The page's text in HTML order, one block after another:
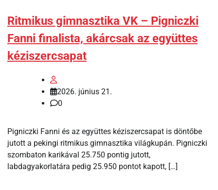
Ritmikus gimnasztika VK – Pigniczki
Fanni finalista, akárcsak az együttes
kéziszercsapat
2026. június 21.
0
Pigniczki Fanni és az együttes kéziszercsapat is döntőbe
jutott a pekingi ritmikus gimnasztika világkupán. Pigniczki
szombaton karikával 25.750 pontig jutott,
labdagyakorlatára pedig 25.950 pontot kapott, […]